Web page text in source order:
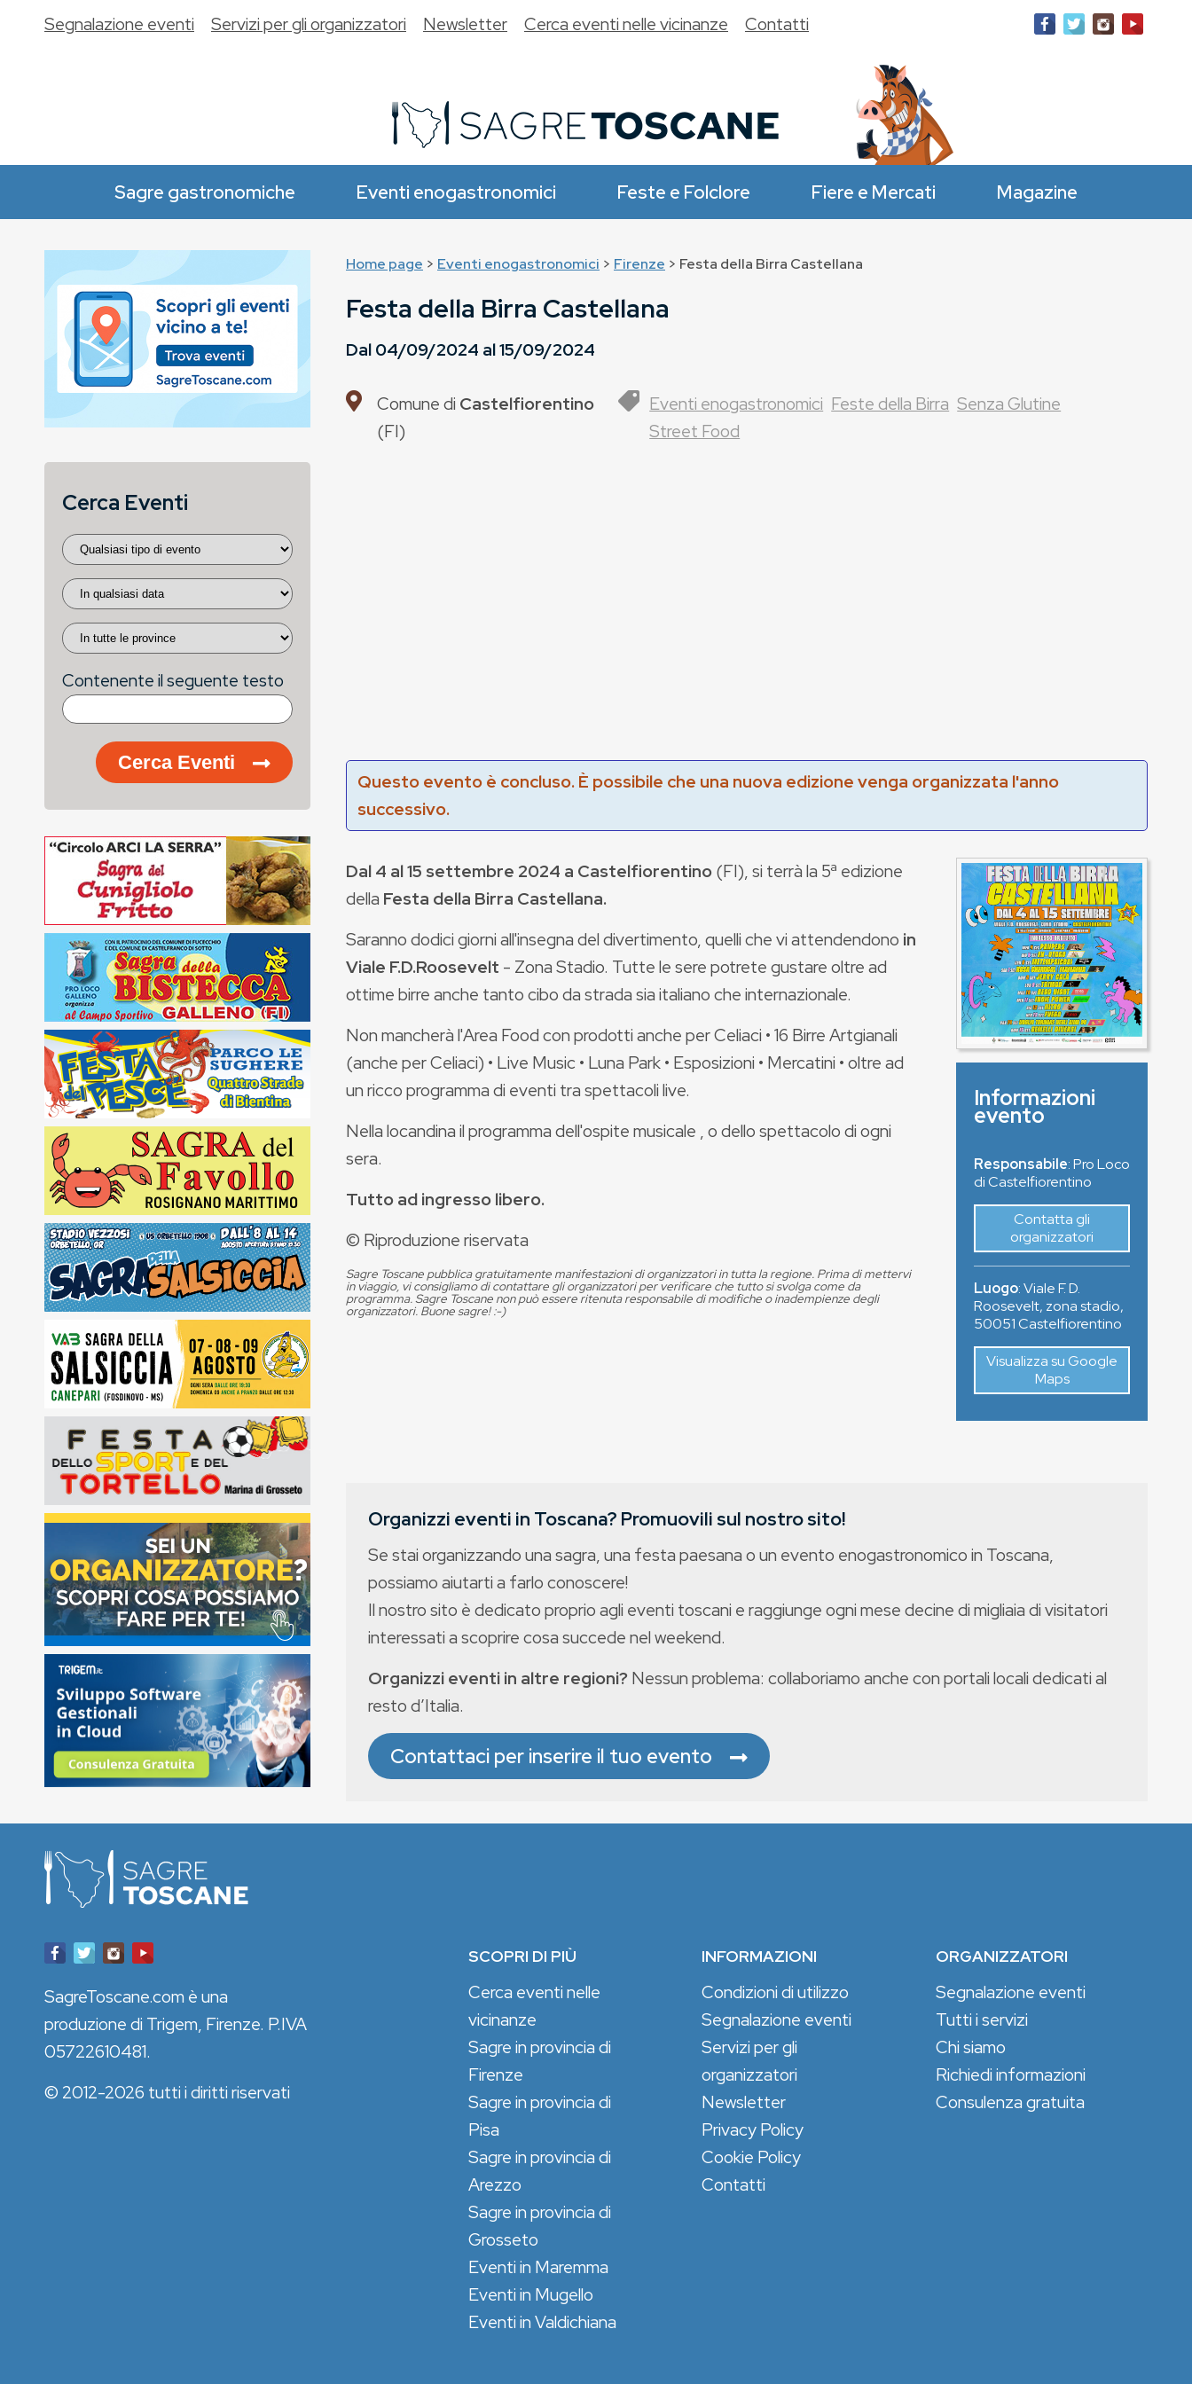
Sagre gastronomiche Eventi enogastronomici Feste e Folclore Fiere e Mercati Magazine
Segnalazione eventi Servizi per gli organizzatori Newsletter Cerca eventi nelle vicinanze Contatti
Home page > Eventi enogastronomici > Firenze > Festa della Birra Castellana
Festa della Birra Castellana
Dal04/09/2024 al15/09/2024
Comune di Castelfiorentino
(FI)
Eventi enogastronomici Feste della Birra Senza Glutine
Street Food
Questo evento è concluso. È possibile che una nuova edizione venga organizzata l'anno
successivo.
Dal 4 al 15 settembre 2024 a Castelfiorentino(FI), si terrà la 5ª edizione
della Festa della Birra Castellana.
Saranno dodici giorni all'insegna del divertimento, quelli che vi attendendono in
Viale F.D.Roosevelt - Zona Stadio. Tutte le sere potrete gustare oltre ad
ottime birre anche tanto cibo da strada sia italiano che internazionale.
Non mancherà l'Area Food con prodotti anche per Celiaci • 16 Birre Artgianali
(anche per Celiaci) • Live Music • Luna Park • Esposizioni • Mercatini • oltre ad
un ricco programma di eventi tra spettacoli live.
Nella locandina il programma dell'ospite musicale , o dello spettacolo di ogni
sera.
Tutto ad ingresso libero.
© Riproduzione riservata
Sagre Toscane pubblica gratuitamente manifestazioni di organizzatori in tutta la regione. Prima di mettervi
in viaggio, vi consigliamo di contattare gli organizzatori per verificare che tutto si svolga come da
programma. Sagre Toscane non può essere ritenuta responsabile di modifiche o inadempienze degli
organizzatori. Buone sagre! :-)
Informazioni
evento
Responsabile: Pro Loco
di Castelfiorentino
Contatta gli
organizzatori
Luogo:Viale F. D.
Roosevelt, zona stadio,
50051Castelfiorentino
Visualizza su Google
Maps
Organizzi eventi in Toscana? Promuovili sul nostro sito!
Se stai organizzando una sagra, una festa paesana o un evento enogastronomico in Toscana,
possiamo aiutarti a farlo conoscere!
Il nostro sito è dedicato proprio agli eventi toscani e raggiunge ogni mese decine di migliaia di visitatori
interessati a scoprire cosa succede nel weekend.
Organizzi eventi in altre regioni? Nessun problema: collaboriamo anche con portali locali dedicati al
resto d’Italia.
Contattaci per inserire il tuo evento
Cerca Eventi
Contenente il seguente testo
Cerca Eventi
SCOPRI DI PIÙ
Cerca eventi nelle
vicinanze
Sagre in provincia di
Firenze
Sagre in provincia di
Pisa
Sagre in provincia di
Arezzo
Sagre in provincia di
Grosseto
Eventi in Maremma
Eventi in Mugello
Eventi in Valdichiana
INFORMAZIONI
Condizioni di utilizzo
Segnalazione eventi
Servizi per gli
organizzatori
Newsletter
Privacy Policy
Cookie Policy
Contatti
ORGANIZZATORI
Segnalazione eventi
Tutti i servizi
Chi siamo
Richiedi informazioni
Consulenza gratuita
SagreToscane.com è una
produzione di Trigem, Firenze. P.IVA
05722610481.
© 2012-2026 tutti i diritti riservati